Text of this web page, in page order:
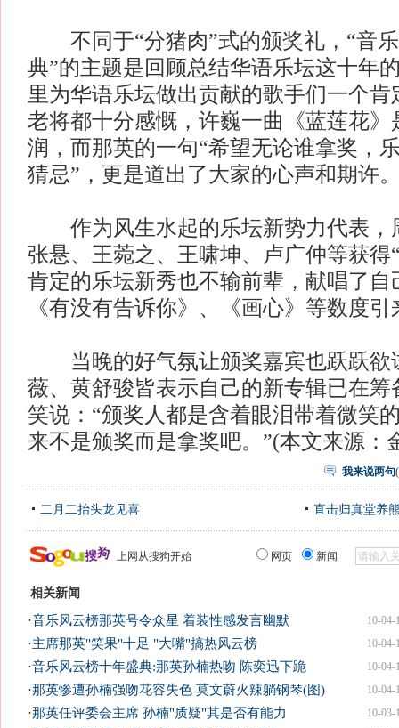
不同于“分猪肉”式的颁奖礼，“音乐
典”的主题是回顾总结华语乐坛这十年
里为华语乐坛做出贡献的歌手们一个
老将都十分感慨，许巍一曲《蓝莲花》
润，而那英的一句“希望无论谁拿奖，
猜忌”，更是道出了大家的心声和期许
作为风生水起的乐坛新势力代表，
张悬、王菀之、王啸坤、卢广仲等获得
肯定的乐坛新秀也不输前辈，献唱了自
《有没有告诉你》、《画心》等数度
当晚的好气氛让颁奖嘉宾也跃跃欲
薇、黄舒骏皆表示自己的新专辑已在筹
笑说：“颁奖人都是含着眼泪带着微笑
来不是颁奖而是拿奖吧。”(本文来源：
我来说两句(
二月二抬头龙见喜 直击归真堂养
上网从搜狗开始 网页 新闻
相关新闻
10-04-
·音乐风云榜那英号令众星 着装性感发言幽默
10-04-
·主席那英"笑果"十足 "大嘴"搞热风云榜
10-04-
·音乐风云榜十年盛典:那英孙楠热吻 陈奕迅下跪
10-04-
·那英惨遭孙楠强吻花容失色 莫文蔚火辣躺钢琴(图)
10-03-
·那英任评委会主席 孙楠"质疑"其是否有能力